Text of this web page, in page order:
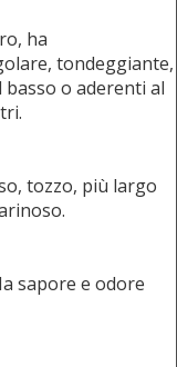
ha
tondeggiante,
o aderenti al
tozzo, più largo
sapore e odore